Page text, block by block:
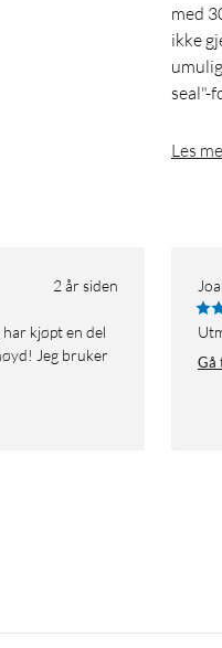
med
ikke
seal"-
Les
2 år siden
Jeg bruker
Gå